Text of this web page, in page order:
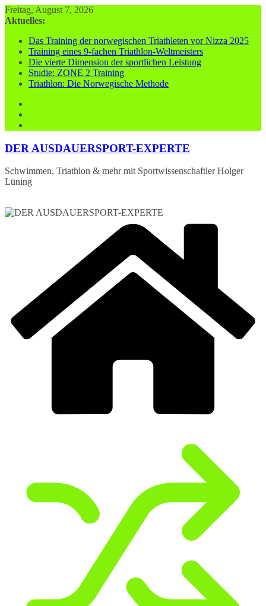
Zum
Inhalt
Freitag, August 7, 2026
Aktuelles:
Das Training der norwegischen Triathleten vor Nizza 2025
Training eines 9-fachen Triathlon-Weltmeisters
Die vierte Dimension der sportlichen Leistung
Studie: ZONE 2 Training
Triathlon: Die Norwegische Methode
DER AUSDAUERSPORT-EXPERTE
Schwimmen, Triathlon & mehr mit Sportwissenschaftler Holger
Lüning